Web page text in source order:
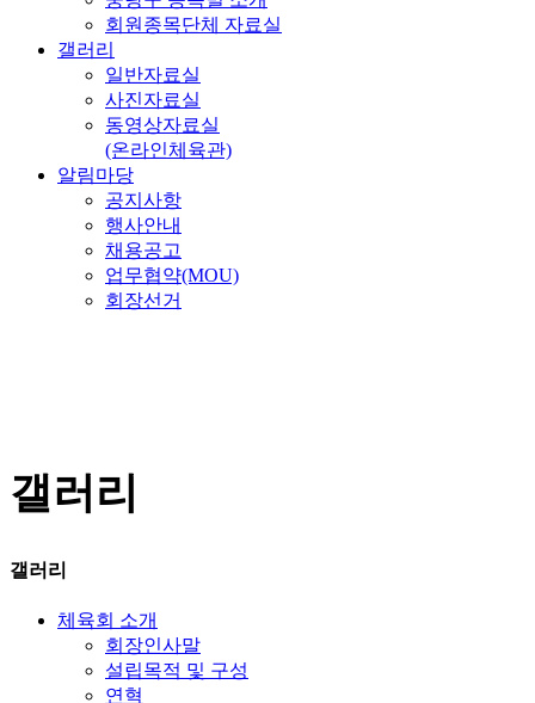
회원종목단체 자료실
갤러리
일반자료실
사진자료실
동영상자료실
(온라인체육관)
알림마당
공지사항
행사안내
채용공고
업무협약(MOU)
회장선거
갤러리
갤러리
체육회 소개
회장인사말
설립목적 및 구성
연혁